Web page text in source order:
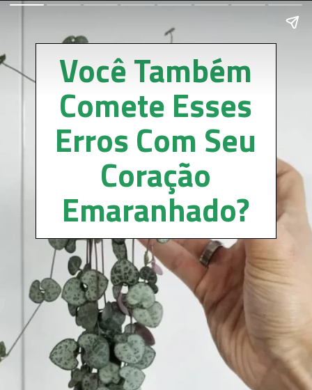
Você Também
Comete Esses
Erros Com Seu
Coração
Emaranhado?